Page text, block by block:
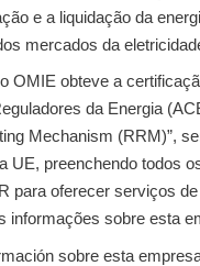
e a liquidação da
mercados da
OMIE obteve a
da Energia
Mechanism (RRM)”,
UE, preenchendo todos
para oferecer serviços de
informações sobre esta
sobre esta